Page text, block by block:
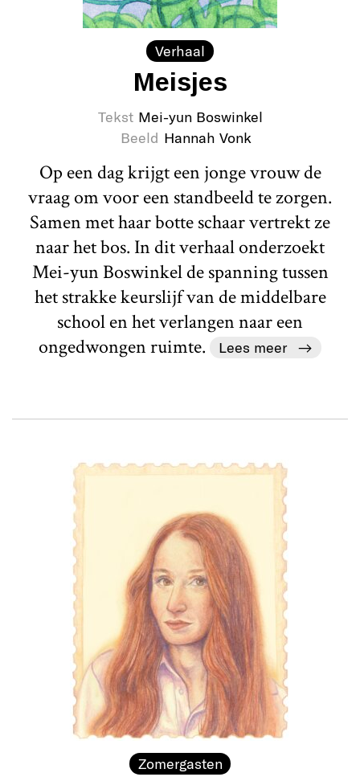
Verhaal
Meisjes
Tekst Mei-yun Boswinkel
Beeld Hannah Vonk
Op een dag krijgt een jonge vrouw de
vraag om voor een standbeeld te zorgen.
Samen met haar botte schaar vertrekt ze
naar het bos. In dit verhaal onderzoekt
Mei-yun Boswinkel de spanning tussen
het strakke keurslijf van de middelbare
school en het verlangen naar een
ongedwongen ruimte.
Lees meer
Zomergasten